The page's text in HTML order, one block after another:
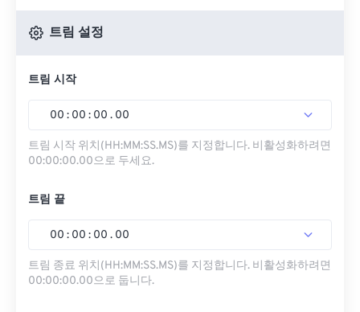
트림 설정
트림 시작
00 : 00 : 00 . 00
트림 시작 위치(HH:MM:SS.MS)를 지정합니다. 비활성화하려면
00:00:00.00으로 두세요.
트림 끝
00 : 00 : 00 . 00
트림 종료 위치(HH:MM:SS.MS)를 지정합니다. 비활성화하려면
00:00:00.00으로 둡니다.